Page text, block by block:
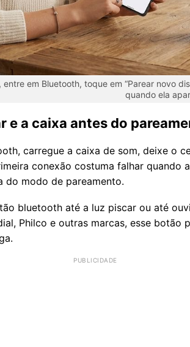
em Bluetooth, toque em “Parear novo
quando ela
e a caixa antes do
carregue a caixa de som, deixe o
conexão costuma falhar quando
do modo de pareamento.
bluetooth até a luz piscar ou até
Philco e outras marcas, esse